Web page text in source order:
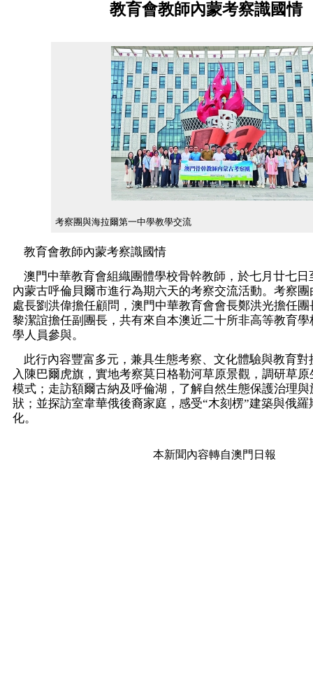
教育會教師內蒙考察識國情
考察團與海拉爾第一中學教學交流
教育會教師內蒙考察識國情
澳門中華教育會組織團體學校骨幹教師，於七月廿七日
內蒙古呼倫貝爾市進行為期六天的考察交流活動。考察
處長劉洪偉擔任顧問，澳門中華教育會會長鄭洪光擔任
黎潔誼擔任副團長，共有來自本澳近二十所非高等教育
學人員參與。
此行內容豐富多元，兼具生態考察、文化體驗與教育對
入陳巴爾虎旗，實地考察莫日格勒河草原景觀，調研草
模式；走訪額爾古納及呼倫湖，了解自然生態保護治理與
狀；並探訪室韋華俄後裔家庭，感受“木刻楞”建築與俄羅
化。
本新聞內容轉自澳門日報